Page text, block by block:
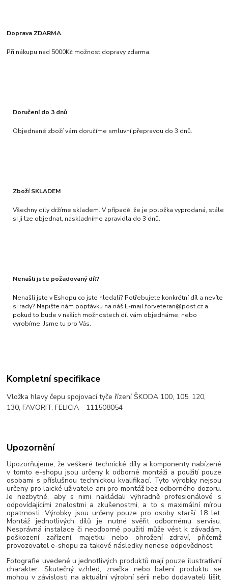
Doprava ZDARMA
Při nákupu nad 5000Kč možnost dopravy zdarma.
Doručení do 3 dnů
Objednané zboží vám doručíme smluvní přepravou do 3 dnů.
Zboží SKLADEM
Všechny díly držíme skladem. V případě, že je položka vyprodaná, stále
si ji lze objednat, naskladníme zpravidla do 3 dnů.
Nenašli jste požadovaný díl?
Nenašli jste v Eshopu co jste hledali? Potřebujete konkrétní díl a nevíte
si rady? Napište nám poptávku na náš E-mail forveteran@post.cz a
pokud to bude v našich možnostech díl vám objednáme, nebo
vyrobíme. Jsme tu pro Vás.
Kompletní specifikace
Vložka hlavy čepu spojovací tyče řízení ŠKODA 100, 105, 120,
130, FAVORIT, FELICIA - 111508054
Upozornění
Upozorňujeme, že veškeré technické díly a komponenty nabízené
v tomto e-shopu jsou určeny k odborné montáži a použití pouze
osobami s příslušnou technickou kvalifikací. Tyto výrobky nejsou
určeny pro laické uživatele ani pro montáž bez odborného dozoru.
Je nezbytné, aby s nimi nakládali výhradně profesionálové s
odpovídajícími znalostmi a zkušenostmi, a to s maximální mírou
opatrnosti. Výrobky jsou určeny pouze pro osoby starší 18 let.
Montáž jednotlivých dílů je nutné svěřit odbornému servisu.
Nesprávná instalace či neodborné použití může vést k závadám,
poškození zařízení, majetku nebo ohrožení zdraví, přičemž
provozovatel e-shopu za takové následky nenese odpovědnost.
Fotografie uvedené u jednotlivých produktů mají pouze ilustrativní
charakter. Skutečný vzhled, značka nebo balení produktu se
mohou v závislosti na aktuální výrobní sérii nebo dodavateli lišit.